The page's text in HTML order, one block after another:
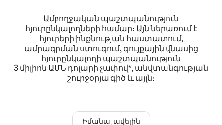
Ամբողջական պաշտպանություն
հյուրընկալողների համար։ Այն ներառում է
հյուրերի ինքնության հաստատում,
ամրագրման ստուգում, գույքային վնասից
հյուրընկալողի պաշտպանություն
3 միլիոն ԱՄՆ դոլարի չափով*, անվտանգության
շուրջօրյա գիծ և այլն։
Իմանալ ավելին